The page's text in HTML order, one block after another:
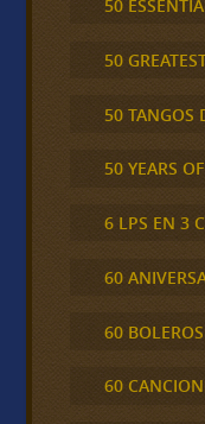
50
50
50 TANGOS
50 YEARS
6 LPS EN 3
60
60
60